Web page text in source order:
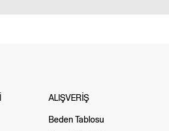
ALIŞVERİŞ
Beden Tablosu